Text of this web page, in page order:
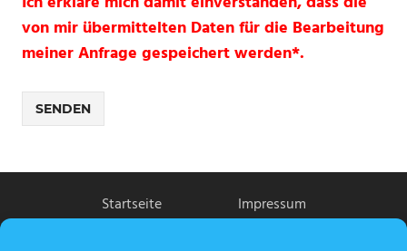
von mir übermittelten Daten für die Bearbeitung
meiner Anfrage gespeichert werden*.
Startseite
Impressum